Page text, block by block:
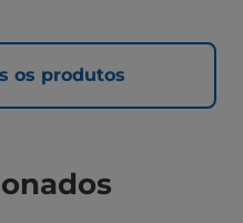
os produtos